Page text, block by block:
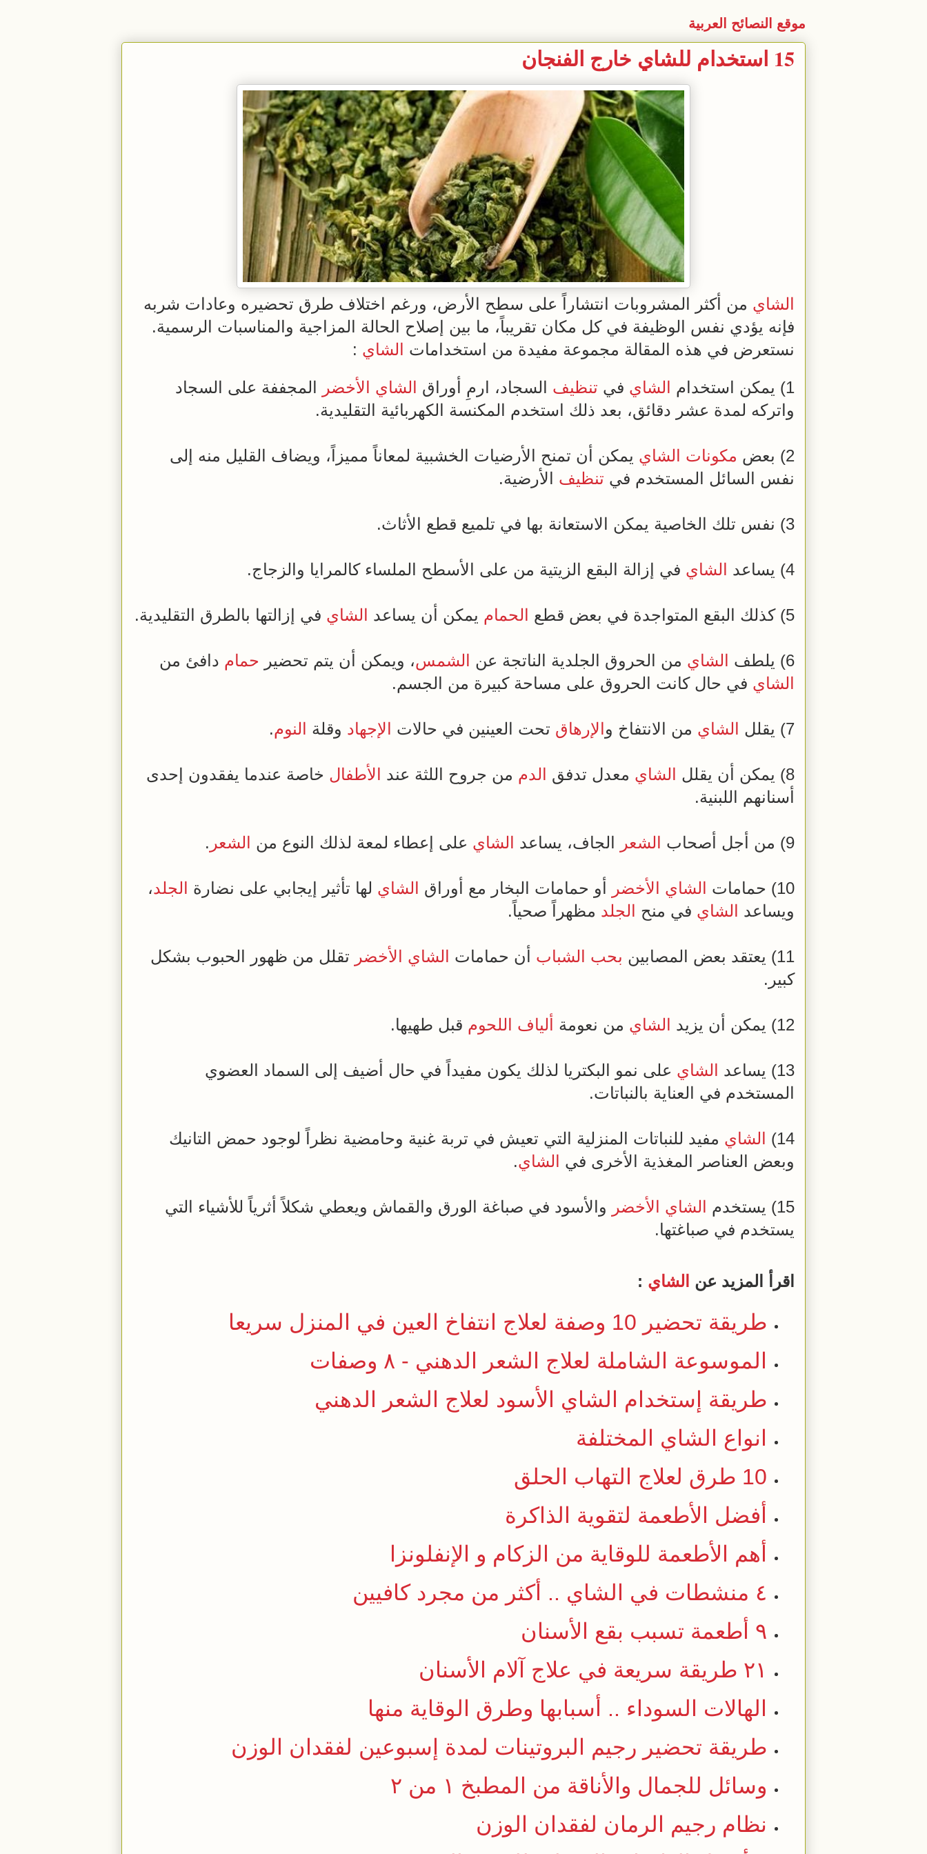
موقع النصائح العربية
15 استخدام للشاي خارج الفنجان
الشاي من أكثر المشروبات انتشاراً على سطح الأرض، ورغم اختلاف طرق تحضيره وعادات شربه
فإنه يؤدي نفس الوظيفة في كل مكان تقريباً، ما بين إصلاح الحالة المزاجية والمناسبات الرسمية.
نستعرض في هذه المقالة مجموعة مفيدة من استخدامات
الشاي :
1) يمكن استخدام الشاي في تنظيف السجاد، ارمِ أوراق الشاي الأخضر
المجففة على السجاد
واتركه لمدة عشر دقائق، بعد ذلك استخدم المكنسة الكهربائية التقليدية.
2) بعض مكونات الشاي يمكن أن تمنح الأرضيات الخشبية لمعاناً مميزاً، ويضاف القليل منه إلى
نفس السائل المستخدم في تنظيف الأرضية.
3) نفس تلك الخاصية يمكن الاستعانة بها في تلميع قطع الأثاث.
4) يساعد الشاي في إزالة البقع الزيتية من على الأسطح الملساء كالمرايا والزجاج.
5) كذلك البقع المتواجدة في بعض قطع الحمام يمكن أن يساعد الشاي في إزالتها بالطرق التقليدية.
6) يلطف الشاي من الحروق الجلدية الناتجة عن الشمس، ويمكن أن يتم تحضير حمام دافئ من
الشاي في حال كانت الحروق على مساحة كبيرة من الجسم.
7) يقلل الشاي من الانتفاخ و الإرهاق تحت العينين في حالات الإجهاد وقلة النوم.
8) يمكن أن يقلل الشاي معدل تدفق الدم من جروح اللثة عند الأطفال خاصة عندما يفقدون إحدى
أسنانهم اللبنية.
9) من أجل أصحاب الشعر الجاف، يساعد الشاي على إعطاء لمعة لذلك النوع من الشعر .
10) حمامات الشاي الأخضر أو حمامات البخار مع أوراق الشاي لها تأثير إيجابي على نضارة الجلد،
ويساعد
الشاي في منح الجلد مظهراً صحياً.
11) يعتقد بعض المصابين بحب الشباب أن حمامات الشاي الأخضر تقلل من ظهور الحبوب بشكل
كبير.
12) يمكن أن يزيد الشاي من نعومة ألياف اللحوم قبل طهيها.
13) يساعد الشاي على نمو البكتريا لذلك يكون مفيداً في حال أضيف إلى السماد العضوي
المستخدم في العناية بالنباتات.
14) الشاي مفيد للنباتات المنزلية التي تعيش في تربة غنية وحامضية نظراً لوجود حمض التانيك
وبعض العناصر المغذية الأخرى في
الشاي.
15) يستخدم الشاي الأخضر والأسود في صباغة الورق والقماش ويعطي شكلاً أثرياً للأشياء التي
يستخدم في صباغتها.
اقرأ المزيد عن الشاي :
طريقة تحضير 10 وصفة لعلاج انتفاخ العين في المنزل سريعا
الموسوعة الشاملة لعلاج الشعر الدهني - ٨ وصفات
طريقة إستخدام الشاي الأسود لعلاج الشعر الدهني
انواع الشاي المختلفة
10 طرق لعلاج التهاب الحلق
أفضل الأطعمة لتقوية الذاكرة
أهم الأطعمة للوقاية من الزكام و الإنفلونزا
٤ منشطات في الشاي .. أكثر من مجرد كافيين
٩ أطعمة تسبب بقع الأسنان
٢١ طريقة سريعة في علاج آلام الأسنان
الهالات السوداء .. أسبابها وطرق الوقاية منها
طريقة تحضير رجيم البروتينات لمدة إسبوعين لفقدان الوزن
وسائل للجمال والأناقة من المطبخ ١ من ٢
نظام رجيم الرمان لفقدان الوزن